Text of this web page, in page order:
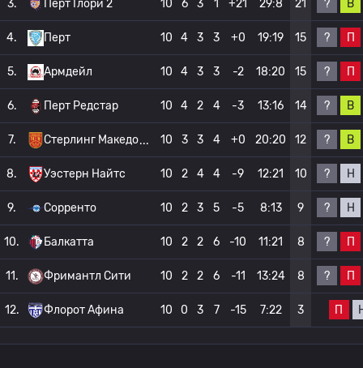
3. Перт Глори 2 10 6 3 1 +21 29:8 21 ? В
4. Перт 10 4 3 3 +0 19:19 15 ? П
5. Армдейл 10 4 3 3 -2 18:20 15 ? П
6. Перт Редстар 10 4 2 4 -3 13:16 14 ? В
7. Стерлинг Македо 10 3 3 4 +0 20:20 12 ? В
8. Уэстерн Найтс 10 2 4 4 -9 12:21 10 ? Н
9. Сорренто 10 2 3 5 -5 8:13 9 ? Н
10. Балкатта 10 2 2 6 -10 11:21 8 ? П
11. Фримантл Сити 10 2 2 6 -11 13:24 8 ? П
12. Флорот Афина 10 0 3 7 -15 7:22 3 П